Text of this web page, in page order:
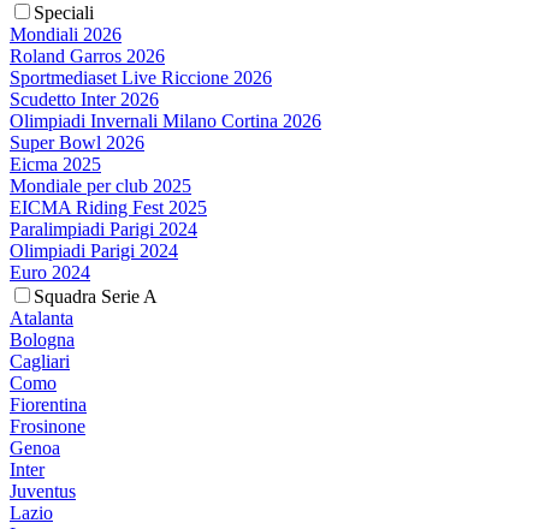
Speciali
Mondiali 2026
Roland Garros 2026
Sportmediaset Live Riccione 2026
Scudetto Inter 2026
Olimpiadi Invernali Milano Cortina 2026
Super Bowl 2026
Eicma 2025
Mondiale per club 2025
EICMA Riding Fest 2025
Paralimpiadi Parigi 2024
Olimpiadi Parigi 2024
Euro 2024
Squadra Serie A
Atalanta
Bologna
Cagliari
Como
Fiorentina
Frosinone
Genoa
Inter
Juventus
Lazio